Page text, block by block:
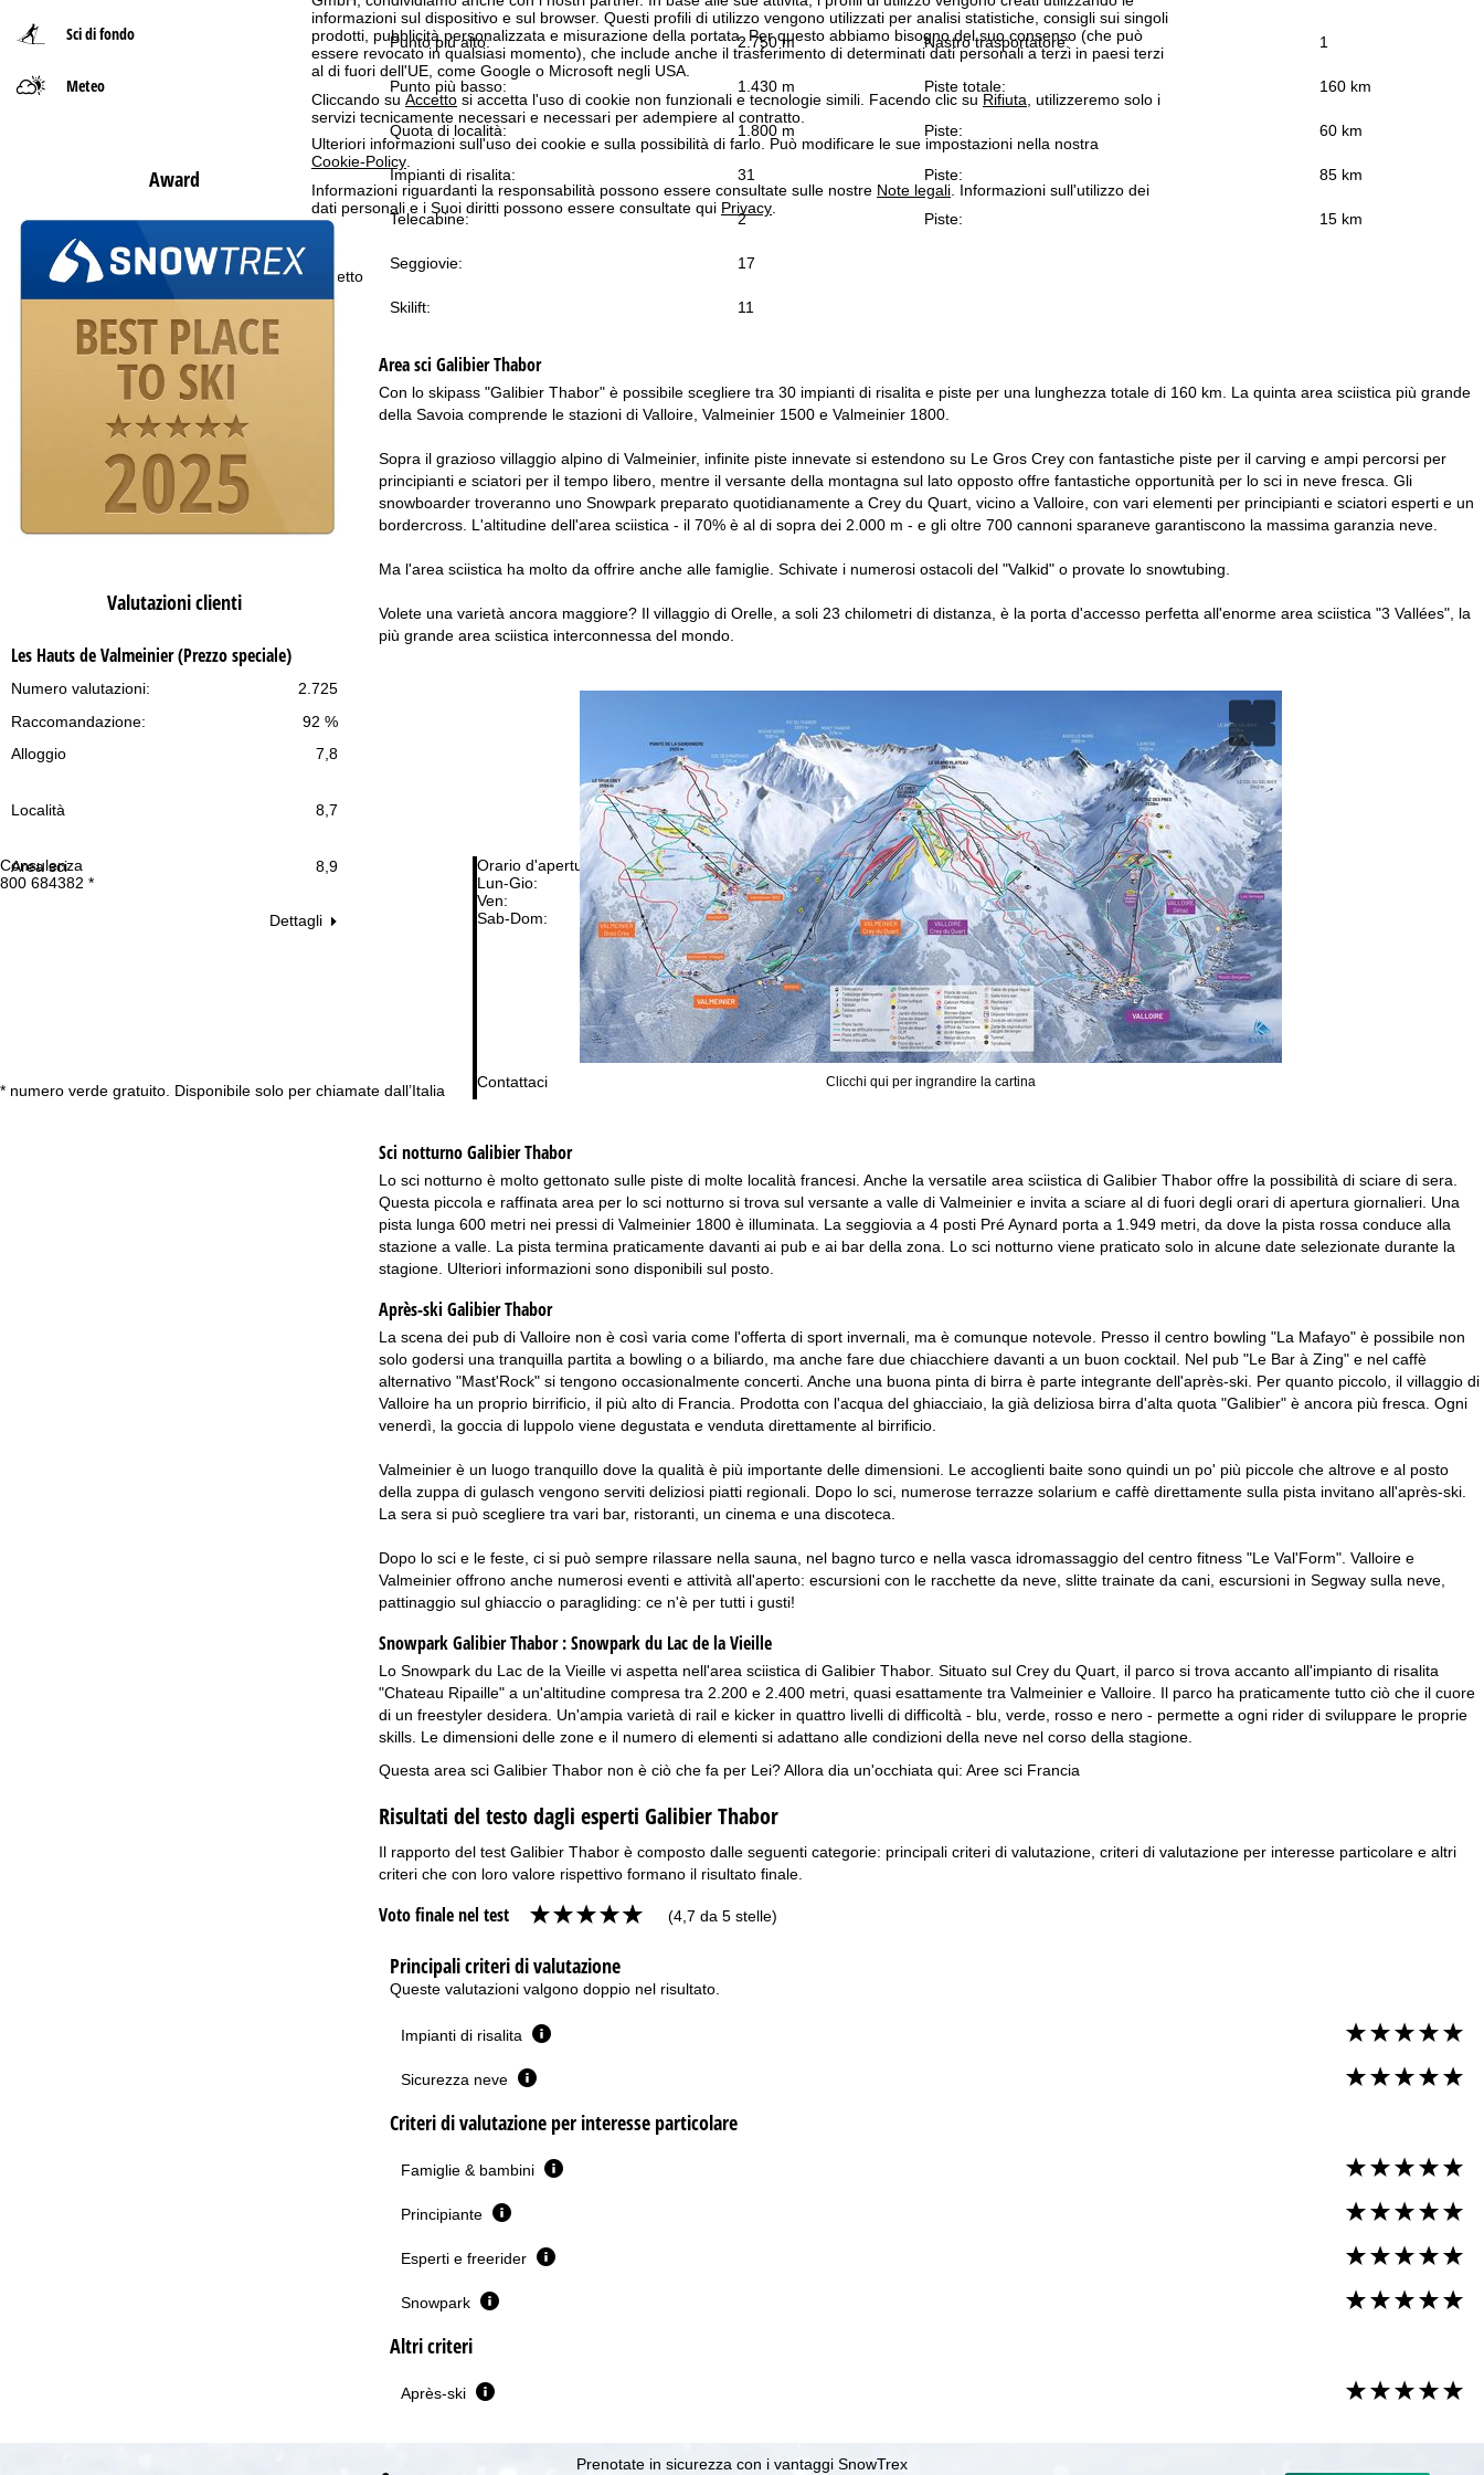
informazioni sul dispositivo e sul browser. Questi profili di utilizzo vengono utilizzati per analisi statistiche, consigli sui singoli
prodotti, pubblicità personalizzata e misurazione della portata. Per questo abbiamo bisogno del suo consenso (che può
essere revocato in qualsiasi momento), che include anche il trasferimento di determinati dati personali a terzi in paesi terzi
al di fuori dell'UE, come Google o Microsoft negli USA.
Cliccando su Accetto si accetta l'uso di cookie non funzionali e tecnologie simili. Facendo clic su Rifiuta , utilizzeremo solo i
servizi tecnicamente necessari e necessari per adempiere al contratto.
Ulteriori informazioni sull'uso dei cookie e sulla possibilità di farlo. Può modificare le sue impostazioni nella nostra
Cookie-Policy
Informazioni riguardanti la responsabilità possono essere consultate sulle nostre Note legali . Informazioni sull'utilizzo dei
dati personali e i Suoi diritti possono essere consultate qui Privacy
Accetto
Consulenza
800 684382 *
* numero verde gratuito. Disponibile solo per chiamate dall’Italia
Orario d'apertura
Lun-Gio:
09:00-17:00
Ven:
09:00-14:00
Sab-Dom:
chiuso
Contattaci
Consulenza
Sci di fondo
Meteo
Award
Valutazioni clienti
Les Hauts de Valmeinier (Prezzo speciale)
2.725
Numero valutazioni:
92 %
Raccomandazione:
Alloggio
7,8
Località 8,7
Area sci 8,9
Dettagli
p
a
g
e
Punto più alto: 2.750 m Nastro trasportatore: 1
Punto più basso: 1.430 m Piste totale: 160 km
Quota di località: 1.800 m Piste: 60 km
Impianti di risalita: 31 Piste: 85 km
Telecabine: 2 Piste: 15 km
Seggiovie: 17
Skilift: 11
Area sci Galibier Thabor
Con lo skipass "Galibier Thabor" è possibile scegliere tra 30 impianti di risalita e piste per una lunghezza totale di 160 km. La quinta area sciistica più grande
della Savoia comprende le stazioni di Valloire, Valmeinier 1500 e Valmeinier 1800.
Sopra il grazioso villaggio alpino di Valmeinier, infinite piste innevate si estendono su Le Gros Crey con fantastiche piste per il carving e ampi percorsi per
principianti e sciatori per il tempo libero, mentre il versante della montagna sul lato opposto offre fantastiche opportunità per lo sci in neve fresca. Gli
snowboarder troveranno uno Snowpark preparato quotidianamente a Crey du Quart, vicino a Valloire, con vari elementi per principianti e sciatori esperti e un
bordercross. L'altitudine dell'area sciistica - il 70% è al di sopra dei 2.000 m - e gli oltre 700 cannoni sparaneve garantiscono la massima garanzia neve.
Ma l'area sciistica ha molto da offrire anche alle famiglie. Schivate i numerosi ostacoli del "Valkid" o provate lo snowtubing.
Volete una varietà ancora maggiore? Il villaggio di Orelle, a soli 23 chilometri di distanza, è la porta d'accesso perfetta all'enorme area sciistica "3 Vallées", la
più grande area sciistica interconnessa del mondo.
Clicchi qui per ingrandire la cartina
Sci notturnoGalibier Thabor
Lo sci notturno è molto gettonato sulle piste di molte località francesi. Anche la versatile area sciistica di Galibier Thabor offre la possibilità di sciare di sera.
Questa piccola e raffinata area per lo sci notturno si trova sul versante a valle di Valmeinier e invita a sciare al di fuori degli orari di apertura giornalieri. Una
pista lunga 600 metri nei pressi di Valmeinier 1800 è illuminata. La seggiovia a 4 posti Pré Aynard porta a 1.949 metri, da dove la pista rossa conduce alla
stazione a valle. La pista termina praticamente davanti ai pub e ai bar della zona. Lo sci notturno viene praticato solo in alcune date selezionate durante la
stagione. Ulteriori informazioni sono disponibili sul posto.
Après-ski Galibier Thabor
La scena dei pub di Valloire non è così varia come l'offerta di sport invernali, ma è comunque notevole. Presso il centro bowling "La Mafayo" è possibile non
solo godersi una tranquilla partita a bowling o a biliardo, ma anche fare due chiacchiere davanti a un buon cocktail. Nel pub "Le Bar à Zing" e nel caffè
alternativo "Mast'Rock" si tengono occasionalmente concerti. Anche una buona pinta di birra è parte integrante dell'après-ski. Per quanto piccolo, il villaggio di
Valloire ha un proprio birrificio, il più alto di Francia. Prodotta con l'acqua del ghiacciaio, la già deliziosa birra d'alta quota "Galibier" è ancora più fresca. Ogni
venerdì, la goccia di luppolo viene degustata e venduta direttamente al birrificio.
Valmeinier è un luogo tranquillo dove la qualità è più importante delle dimensioni. Le accoglienti baite sono quindi un po' più piccole che altrove e al posto
della zuppa di gulasch vengono serviti deliziosi piatti regionali. Dopo lo sci, numerose terrazze solarium e caffè direttamente sulla pista invitano all'après-ski.
La sera si può scegliere tra vari bar, ristoranti, un cinema e una discoteca.
Dopo lo sci e le feste, ci si può sempre rilassare nella sauna, nel bagno turco e nella vasca idromassaggio del centro fitness "Le Val'Form". Valloire e
Valmeinier offrono anche numerosi eventi e attività all'aperto: escursioni con le racchette da neve, slitte trainate da cani, escursioni in Segway sulla neve,
pattinaggio sul ghiaccio o paragliding: ce n'è per tutti i gusti!
Snowpark Galibier Thabor :Snowpark du Lac de la Vieille
Lo Snowpark du Lac de la Vieille vi aspetta nell'area sciistica di Galibier Thabor. Situato sul Crey du Quart, il parco si trova accanto all'impianto di risalita
"Chateau Ripaille" a un'altitudine compresa tra 2.200 e 2.400 metri, quasi esattamente tra Valmeinier e Valloire. Il parco ha praticamente tutto ciò che il cuore
di un freestyler desidera. Un'ampia varietà di rail e kicker in quattro livelli di difficoltà - blu, verde, rosso e nero - permette a ogni rider di sviluppare le proprie
skills. Le dimensioni delle zone e il numero di elementi si adattano alle condizioni della neve nel corso della stagione.
Questa area sci Galibier Thabor non è ciò che fa per Lei? Allora dia un'occhiata qui: Aree sci Francia
Risultati del testo dagli esperti Galibier Thabor
Il rapporto del test Galibier Thabor è composto dalle seguenti categorie: principali criteri di valutazione, criteri di valutazione per interesse particolare e altri
criteri che con loro valore rispettivo formano il risultato finale.
Voto finale nel test (4,7 da 5 stelle)
Principali criteri di valutazione
Queste valutazioni valgono doppio nel risultato.
Impianti di risalita
Sicurezza neve
Criteri di valutazione per interesse particolare
Famiglie & bambini
Principiante
Esperti e freerider
Snowpark
Altri criteri
Après-ski
Prenotate in sicurezza con i vantaggi SnowTrex